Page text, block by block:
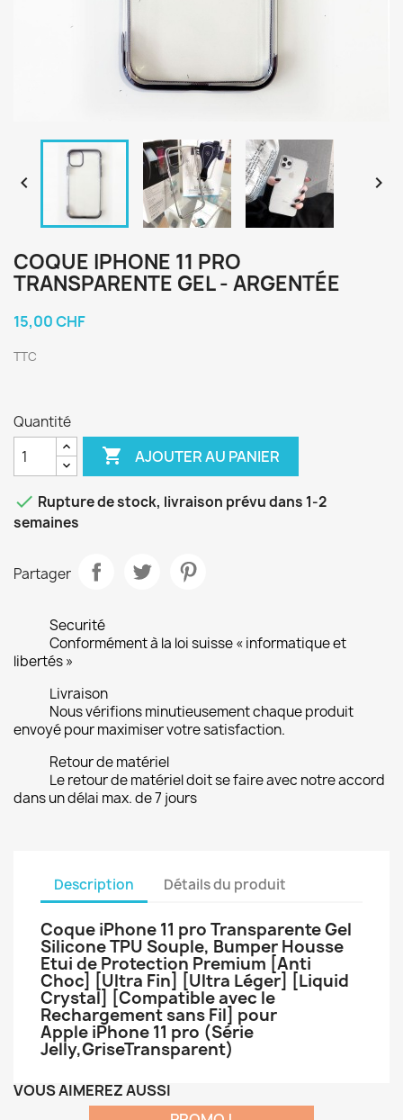
 
COQUE IPHONE 11 PRO
TRANSPARENTE GEL - ARGENTÉE
15,00 CHF
TTC
Quantité
 AJOUTER AU PANIER
 Rupture de stock, livraison prévu dans 1-2
semaines
Partager
Securité
Conformément à la loi suisse « informatique et
libertés »
Livraison
Nous vérifions minutieusement chaque produit
envoyé pour maximiser votre satisfaction.
Retour de matériel
Le retour de matériel doit se faire avec notre accord
dans un délai max. de 7 jours
Description Détails du produit
Coque iPhone 11 pro Transparente Gel
Silicone TPU Souple, Bumper Housse
Etui de Protection Premium [Anti
Choc] [Ultra Fin] [Ultra Léger] [Liquid
Crystal] [Compatible avec le
Rechargement sans Fil] pour
Apple iPhone 11 pro (Série
Jelly,GriseTransparent)
VOUS AIMEREZ AUSSI